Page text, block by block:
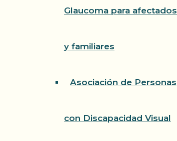
Glaucoma para afectados
y familiares
Asociación de Personas
con Discapacidad Visual